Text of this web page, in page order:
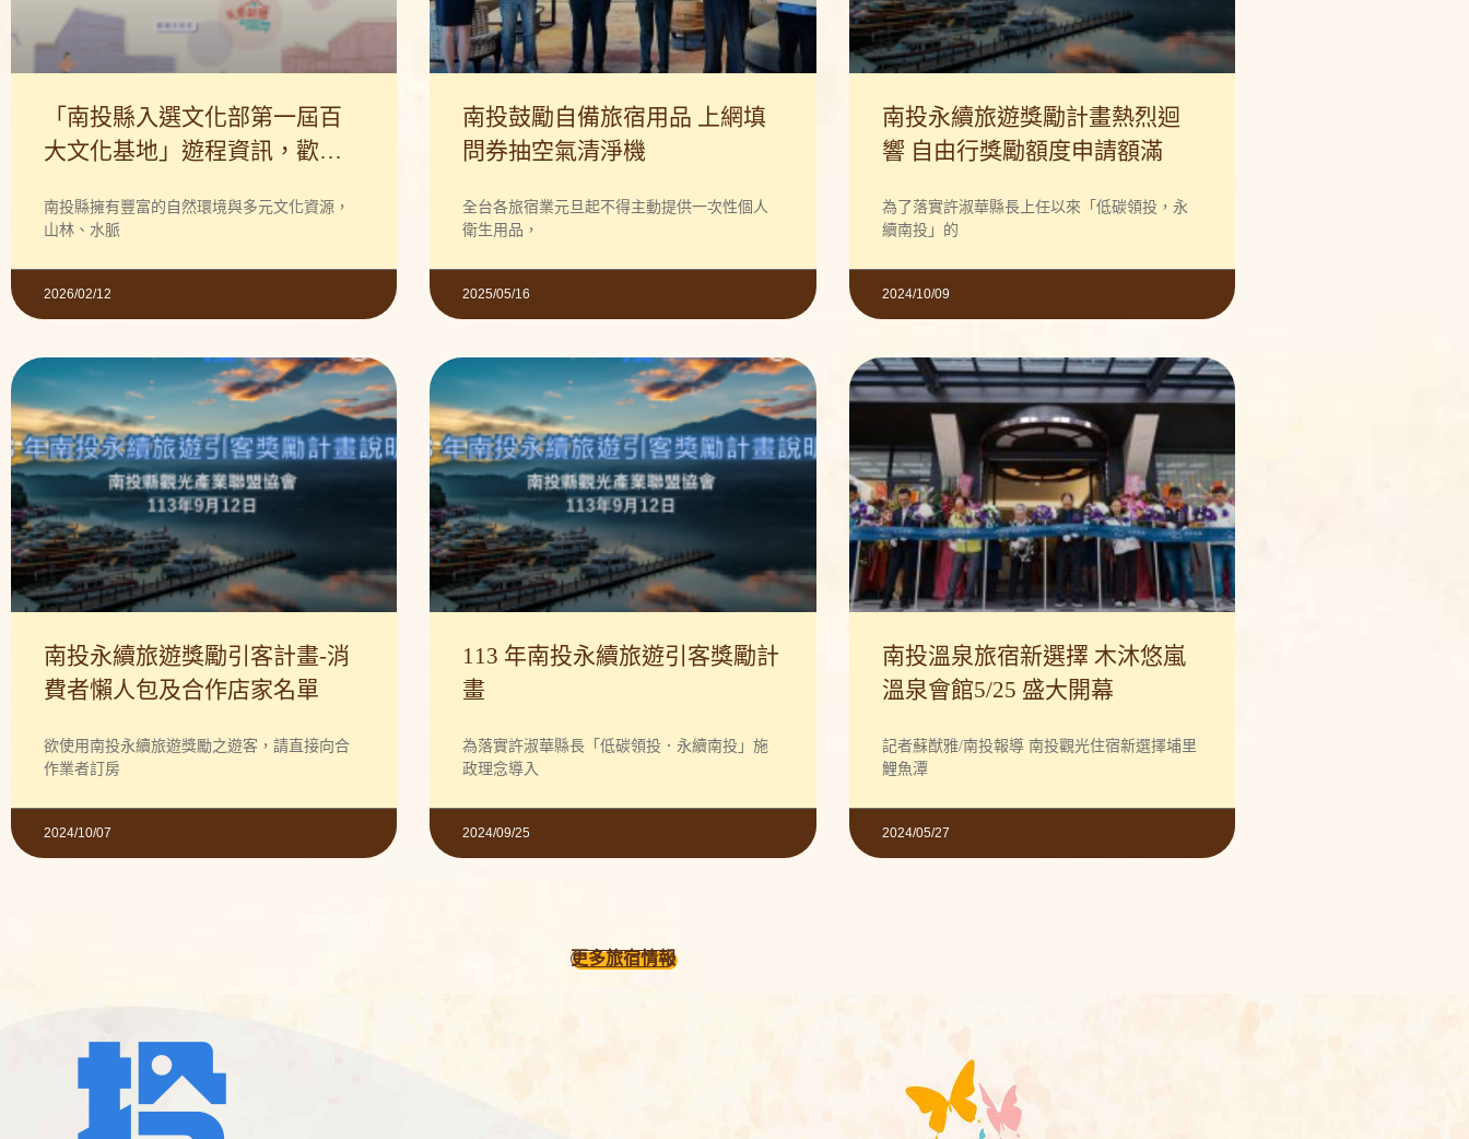
「南投縣入選文化部第一屆百
大文化基地」遊程資訊，歡迎
南投縣擁有豐富的自然環境與多元文化資源，
山林、水脈
2026/02/12
南投鼓勵自備旅宿用品 上網填
問券抽空氣清淨機
全台各旅宿業元旦起不得主動提供一次性個人
衛生用品，
2025/05/16
南投永續旅遊獎勵計畫熱烈迴
響 自由行獎勵額度申請額滿
為了落實許淑華縣長上任以來「低碳領投，永
續南投」的
2024/10/09
南投永續旅遊獎勵引客計畫-消
費者懶人包及合作店家名單
欲使用南投永續旅遊獎勵之遊客，請直接向合
作業者訂房
2024/10/07
113 年南投永續旅遊引客獎勵計
畫
為落實許淑華縣長「低碳領投．永續南投」施
政理念導入
2024/09/25
南投溫泉旅宿新選擇 木沐悠嵐
溫泉會館5/25 盛大開幕
記者蘇猷雅/南投報導 南投觀光住宿新選擇埔里
鯉魚潭
2024/05/27
更多旅宿情報